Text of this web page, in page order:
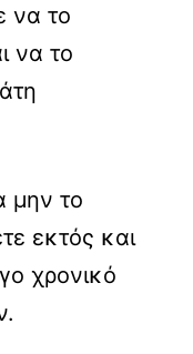
να το
να το
μην το
εκτός και
χρονικό